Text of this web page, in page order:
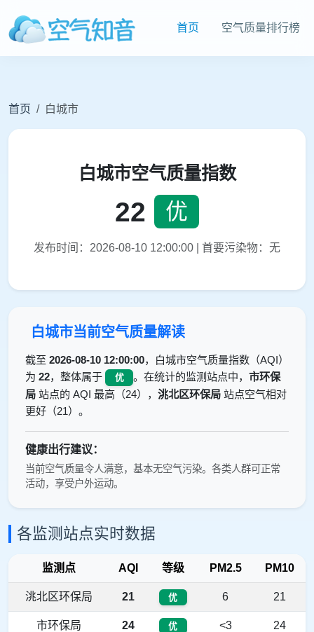
首页 空气质量排行榜
首页 白城市
白城市空气质量指数
22 优
发布时间：2026-08-10 12:00:00 | 首要污染物：无
白城市当前空气质量解读
截至 2026-08-10 12:00:00，白城市空气质量指数（AQI）
为 22，整体属于 优 。在统计的监测站点中， 市环保
局 站点的 AQI 最高（24）， 洮北区环保局 站点空气相对
更好（21）。
健康出行建议：
当前空气质量令人满意，基本无空气污染。各类人群可正常
活动，享受户外运动。
各监测站点实时数据
监测点 AQI 等级 PM2.5 PM10
洮北区环保局 21 优 6 21
市环保局 24 优 <3 24